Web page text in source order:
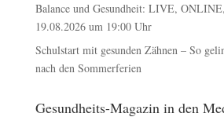
Balance und Gesundheit: LIVE,
19.08.2026 um 19:00 Uhr
Schulstart mit gesunden Zähnen – So
nach den Sommerferien
Gesundheits-Magazin in den